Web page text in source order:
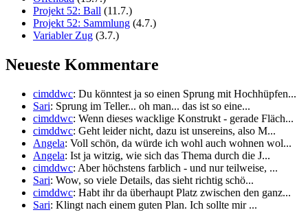
Projekt 52: Ball (11.7.)
Projekt 52: Sammlung (4.7.)
Variabler Zug (3.7.)
Neueste Kommentare
cimddwc: Du könntest ja so einen Sprung mit Hochhüpfen...
Sari: Sprung im Teller... oh man... das ist so eine...
cimddwc: Wenn dieses wacklige Konstrukt - gerade Fläch...
cimddwc: Geht leider nicht, dazu ist unsereins, also M...
Angela: Voll schön, da würde ich wohl auch wohnen wol...
Angela: Ist ja witzig, wie sich das Thema durch die J...
cimddwc: Aber höchstens farblich - und nur teilweise, ...
Sari: Wow, so viele Details, das sieht richtig schö...
cimddwc: Habt ihr da überhaupt Platz zwischen den ganz...
Sari: Klingt nach einem guten Plan. Ich sollte mir ...